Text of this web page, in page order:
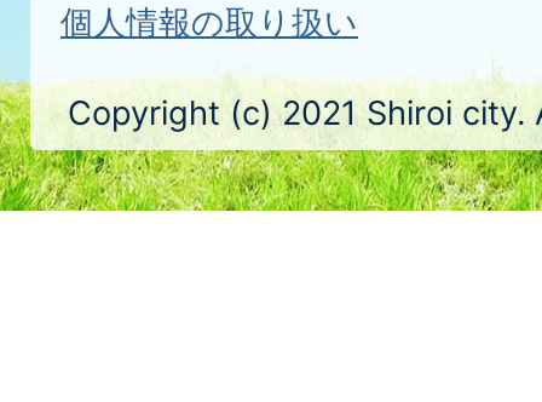
個人情報の取り扱い
Copyright (c) 2021 Shiroi city.